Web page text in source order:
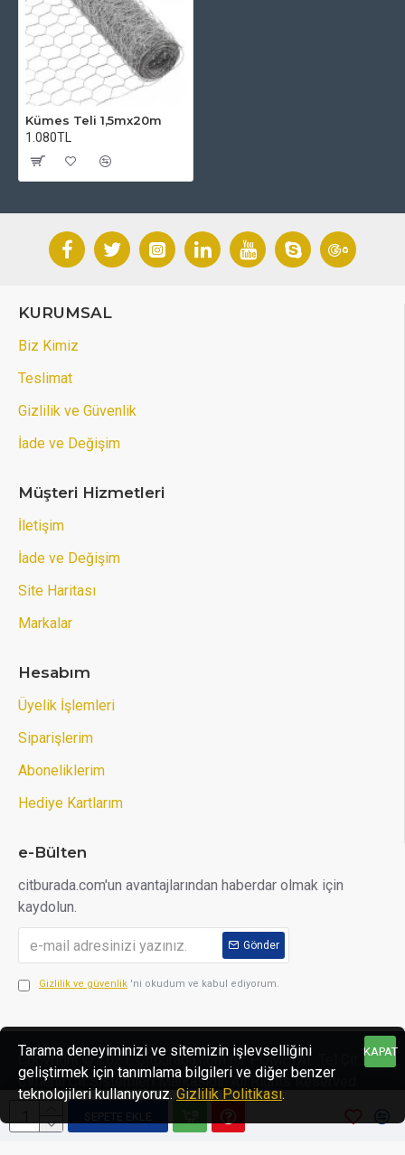
SEPETE EKLE
Kümes Teli 1,5mx20m
1.080TL
KURUMSAL
Biz Kimiz
Teslimat
Gizlilik ve Güvenlik
İade ve Değişim
Müşteri Hizmetleri
İletişim
İade ve Değişim
Site Haritası
Markalar
Hesabım
Üyelik İşlemleri
Siparişlerim
Aboneliklerim
Hediye Kartlarım
e-Bülten
citburada.com'un avantajlarından haberdar olmak için
kaydolun.
Gönder
Gizlilik ve güvenlik 'ni okudum ve kabul ediyorum.
Copyright © 2021, Çitburada.com bir POMETAL Tel Çit ve
Çimenli Çit Sistemleri Markasıdır, All Rights Reserved
KAPAT
Tarama deneyiminizi ve sitemizin işlevselliğini
geliştirmek için tanımlama bilgileri ve diğer benzer
teknolojileri kullanıyoruz. Gizlilik Politikası.